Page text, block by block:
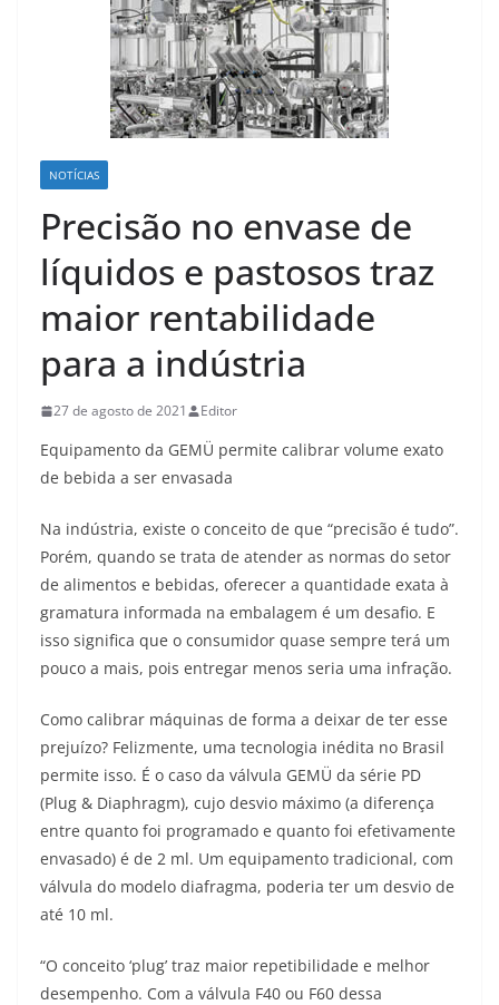
NOTÍCIAS
Precisão no envase de
líquidos e pastosos traz
maior rentabilidade
para a indústria
27 de agosto de 2021 Editor
Equipamento da GEMÜ permite calibrar volume exato
de bebida a ser envasada
Na indústria, existe o conceito de que “precisão é tudo”.
Porém, quando se trata de atender as normas do setor
de alimentos e bebidas, oferecer a quantidade exata à
gramatura informada na embalagem é um desafio. E
isso significa que o consumidor quase sempre terá um
pouco a mais, pois entregar menos seria uma infração.
Como calibrar máquinas de forma a deixar de ter esse
prejuízo? Felizmente, uma tecnologia inédita no Brasil
permite isso. É o caso da válvula GEMÜ da série PD
(Plug & Diaphragm), cujo desvio máximo (a diferença
entre quanto foi programado e quanto foi efetivamente
envasado) é de 2 ml. Um equipamento tradicional, com
válvula do modelo diafragma, poderia ter um desvio de
até 10 ml.
“O conceito ‘plug’ traz maior repetibilidade e melhor
desempenho. Com a válvula F40 ou F60 dessa